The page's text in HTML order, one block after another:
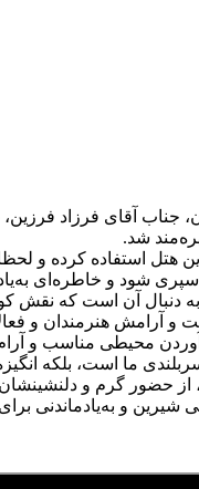
و پرطرفدار کشورمان،
شد.
استفاده کرده و
شود و خاطره‌ای
دنبال آن است که نقش
و آرامش هنرمندان و
آوردن محیطی
ما است، بلکه
حضور گرم و
شیرین و به‌یادماندنی